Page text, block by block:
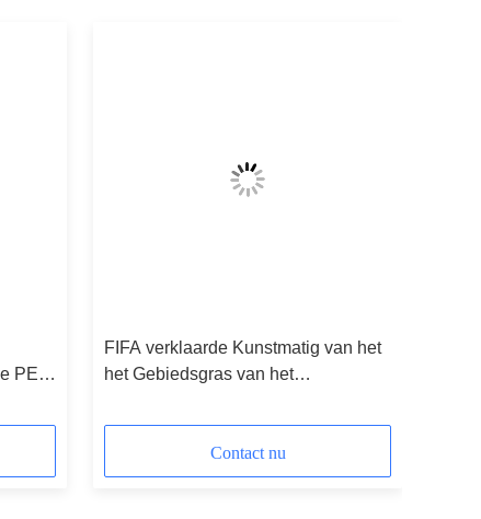
PE
FIFA verklaarde Kunstmatig van het
het Gebiedsgras van het
Hoogte
Contact nu